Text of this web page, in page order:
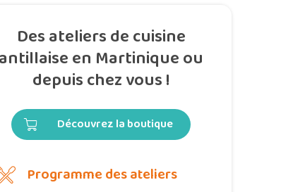
Des ateliers de cuisine
antillaise en Martinique ou
depuis chez vous !
Découvrez la boutique
Programme des ateliers